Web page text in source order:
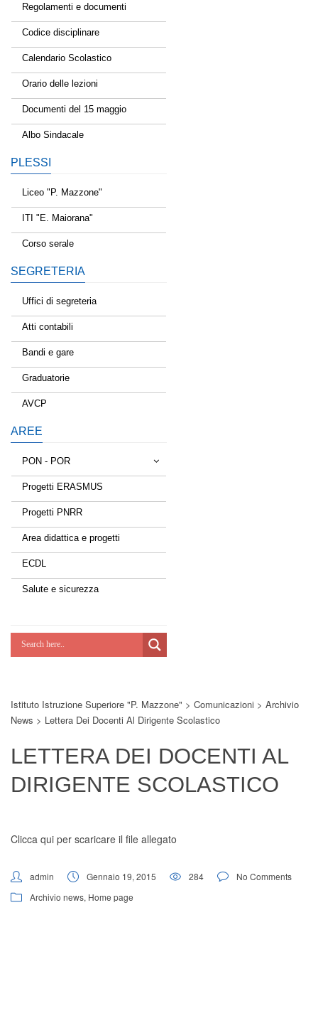
Regolamenti e documenti
Codice disciplinare
Calendario Scolastico
Orario delle lezioni
Documenti del 15 maggio
Albo Sindacale
PLESSI
Liceo "P. Mazzone"
ITI "E. Maiorana"
Corso serale
SEGRETERIA
Uffici di segreteria
Atti contabili
Bandi e gare
Graduatorie
AVCP
AREE
PON - POR
Tessere la rete
Estate a scuola
Scuola d'estate
Lab Green
Potenziamoci
Progetti ERASMUS
Progetti PNRR
Area didattica e progetti
ECDL
Salute e sicurezza
Istituto Istruzione Superiore "P. Mazzone" > Comunicazioni > Archivio
News > Lettera Dei Docenti Al Dirigente Scolastico
LETTERA DEI DOCENTI AL
DIRIGENTE SCOLASTICO
Clicca qui per scaricare il file allegato
admin Gennaio 19, 2015 284
No Comments
Archivio news, Home page